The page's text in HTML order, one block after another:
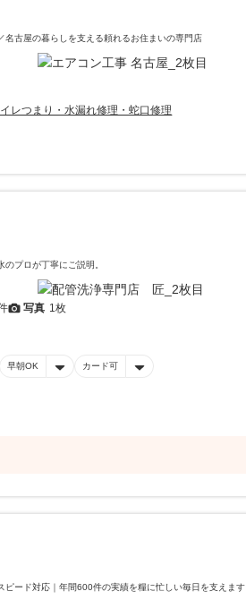
名古屋の暮らしを支える頼れるお住まいの専門店
イレつまり・水漏れ修理・蛇口修理
プロが丁寧にご説明。
写真 1枚
早朝OK カード可
ピード対応｜年間600件の実績を糧に忙しい毎日を支えま